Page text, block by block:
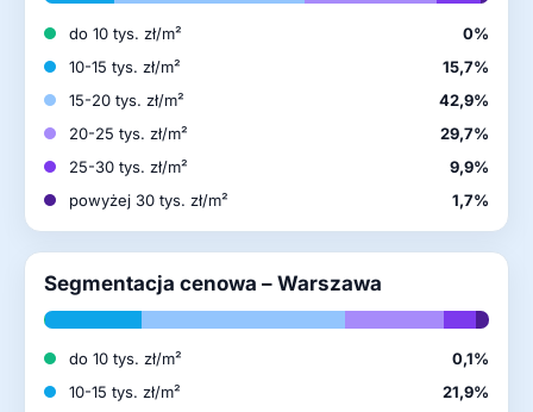
do 10 tys. zł/m²
0%
10-15 tys. zł/m²
15,7%
15-20 tys. zł/m²
42,9%
20-25 tys. zł/m²
29,7%
25-30 tys. zł/m²
9,9%
powyżej 30 tys. zł/m²
1,7%
Segmentacja cenowa – Warszawa
do 10 tys. zł/m²
0,1%
10-15 tys. zł/m²
21,9%